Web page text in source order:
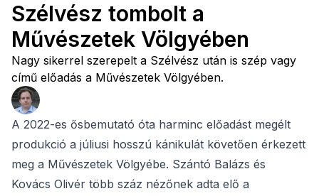
Szélvész tombolt a
Művészetek Völgyében
Nagy sikerrel szerepelt a Szélvész után is szép vagy
című előadás a Művészetek Völgyében.
A 2022-es ősbemutató óta harminc előadást megélt
produkció a júliusi hosszú kánikulát követően érkezett
meg a Művészetek Völgyébe. Szántó Balázs és
Kovács Olivér több száz nézőnek adta elő a